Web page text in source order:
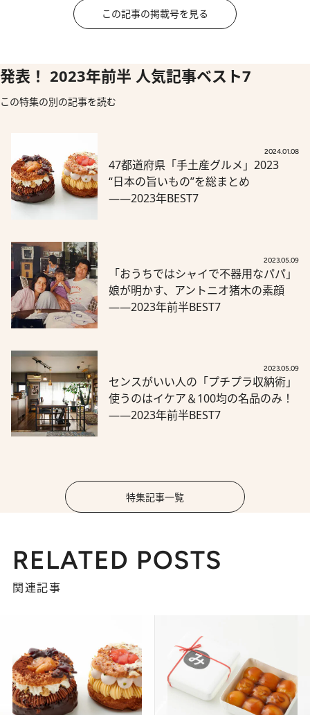
この記事の掲載号を見る
発表！ 2023年前半 人気記事ベスト7
この特集の別の記事を読む
2024.01.08
47都道府県「手土産グルメ」2023
“日本の旨いもの”を総まとめ
――2023年BEST7
2023.05.09
「おうちではシャイで不器用なパパ」
娘が明かす、アントニオ猪木の素顔
――2023年前半BEST7
2023.05.09
センスがいい人の「プチプラ収納術」
使うのはイケア＆100均の名品のみ！
――2023年前半BEST7
特集記事一覧
RELATED POSTS
関連記事